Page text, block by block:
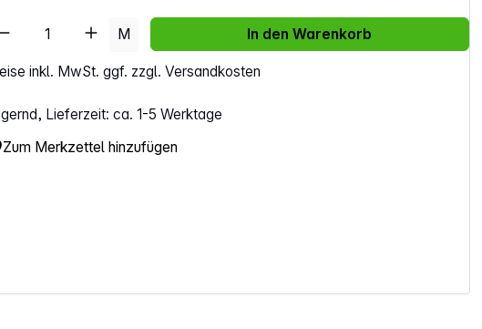
inkl. MwSt. ggf. zzgl. Versandkosten
Lieferzeit: ca. 1-5 Werktage
Anzahl: Gib den gewünschten Wert ein
M In den Warenkorb
Zum Merkzettel hinzufügen